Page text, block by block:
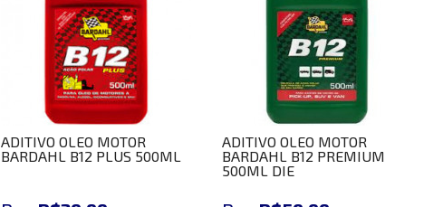
ADITIVO OLEO MOTOR
BARDAHL B12 PLUS 500ML
ADITIVO OLEO MOTOR
BARDAHL B12 PREMIUM
500ML DIE